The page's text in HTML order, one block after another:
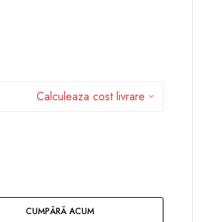
Calculeaza cost livrare
CUMPĂRĂ ACUM